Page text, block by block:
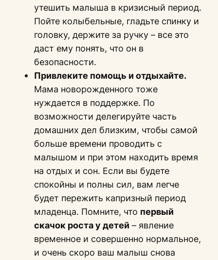
утешить малыша в кризисный период.
Пойте колыбельные, гладьте спинку и
головку, держите за ручку – все это
даст ему понять, что он в
безопасности.
Привлеките помощь и отдыхайте.
Мама новорожденного тоже
нуждается в поддержке. По
возможности делегируйте часть
домашних дел близким, чтобы самой
больше времени проводить с
малышом и при этом находить время
на отдых и сон. Если вы будете
спокойны и полны сил, вам легче
будет пережить капризный период
младенца. Помните, что первый
скачок роста у детей – явление
временное и совершенно нормальное,
и очень скоро ваш малыш снова